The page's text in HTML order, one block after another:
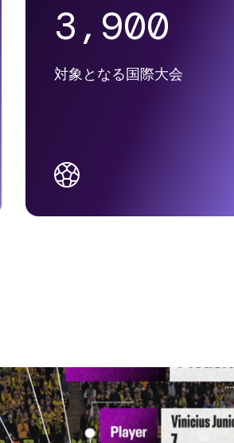
3,900
対象となる国際大会